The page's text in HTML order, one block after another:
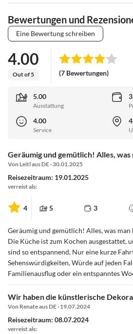
Bewertungen und
Eine Bewertung schreiben
4.00
Out of 5 (7 Bewertungen)
5.00
Ausstattung
4.00
Service
Geräumig und gemütlich! Alles, was
Von Leitl aus DE · 30.01.2025
Reisezeitraum: 19.01.2025
verreist als:
4 5 3
Geräumig und gemütlich! Alles, was
Die Küche ist zum Kochen ausgestattet,
sind so entspannend, Nur eine kurze
Sehenswürdigkeiten, Würde auf jeden
Familienausflug oder ein entspanntes
Wir haben die künstlerische
Von Renate aus DE · 19.07.2024
Reisezeitraum: 08.07.2024
verreist als: